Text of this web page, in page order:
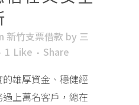
新竹支票借款 by 三
1 Like
Share
雄厚資金、穩健經
上萬名客戶，總在